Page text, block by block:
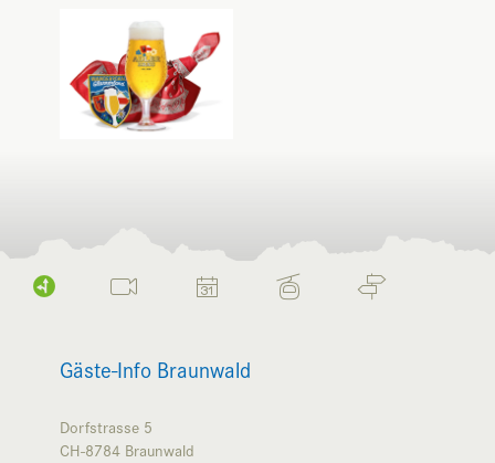
Gäste-Info Braunwald
Dorfstrasse 5
CH-8784 Braunwald